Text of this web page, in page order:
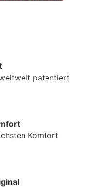
patentiert
Komfort